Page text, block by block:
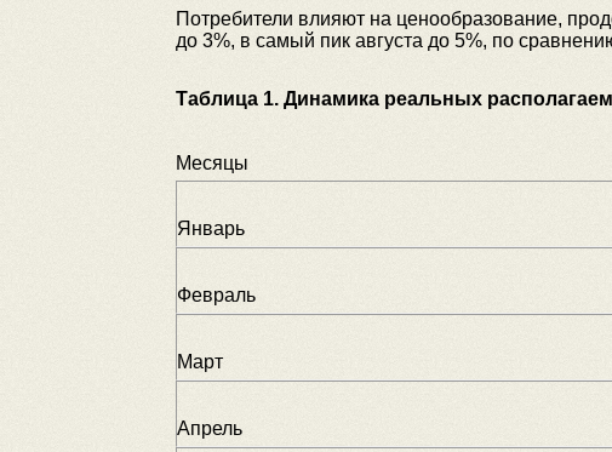
Потребители влияют на ценообразование,
до 3%, в самый пик августа до 5%, по
Таблица 1. Динамика реальных
Месяцы
Январь
Февраль
Март
Апрель